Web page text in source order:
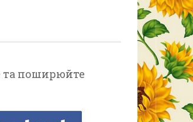
та поширюйте